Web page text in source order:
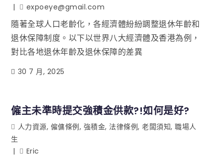
expoeye@gmail.com
隨著全球人口老齡化，各經濟體紛紛調整退休年齡和
退休保障制度。以下以世界八大經濟體及香港為例，
對比各地退休年齡及退休保障的差異
30 7 月, 2025
僱主未準時提交強積金供款?!如何是好?
人力資源, 僱傭條例, 強積金, 法律條例,老闆須知,職場人
生
Eric